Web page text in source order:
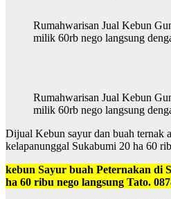
Rumahwarisan Jual Kebun
milik 60rb nego langsung
Rumahwarisan Jual Kebun
milik 60rb nego langsung
Dijual Kebun sayur dan buah ternak
kelapanunggal Sukabumi 20 ha 60
kebun Sayur buah Peternakan di
ha 60 ribu nego langsung Tato.